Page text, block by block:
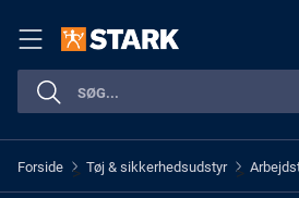
Forside > Tøj & sikkerhedsudstyr >